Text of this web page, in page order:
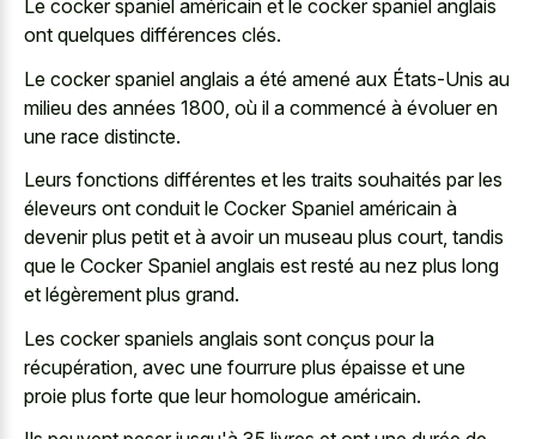
Le cocker spaniel américain et le cocker spaniel anglais
ont quelques différences clés.
Le cocker spaniel anglais a été amené aux États-Unis au
milieu des années 1800, où il a commencé à évoluer en
une race distincte.
Leurs fonctions différentes et les traits souhaités par les
éleveurs ont conduit le Cocker Spaniel américain à
devenir plus petit et à avoir un museau plus court, tandis
que le Cocker Spaniel anglais est resté au nez plus long
et légèrement plus grand.
Les cocker spaniels anglais sont conçus pour la
récupération, avec une fourrure plus épaisse et une
proie plus forte que leur homologue américain.